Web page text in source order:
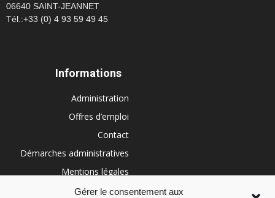
Gérer le consentement aux
06640 SAINT-JEANNET
Tél.:+33 (0) 4 93 59 49 45
Informations
Administration
Offres d’emploi
Contact
Démarches administratives
Mentions légales
Conditions générales